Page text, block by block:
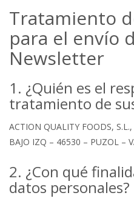
Tratamiento
para el envío
Newsletter
1. ¿Quién es el
tratamiento de
ACTION QUALITY FOODS,
BAJO IZQ – 46530 – PUZOL –
2. ¿Con qué
datos personales?